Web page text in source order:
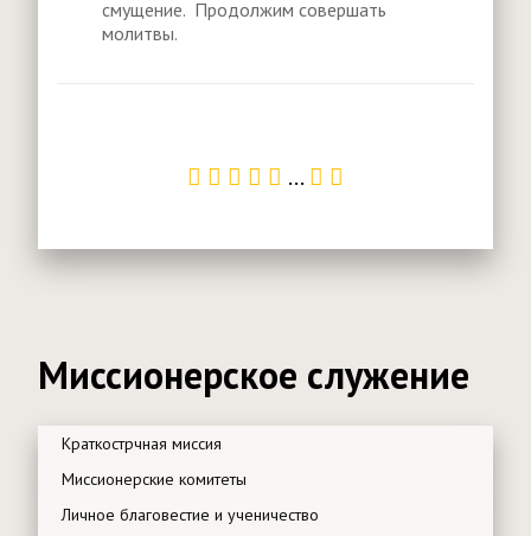
смущение. Продолжим совершать
молитвы.
...
Миссионерское служение
Краткострчная миссия
Миссионерские комитеты
Личное благовестие и ученичество